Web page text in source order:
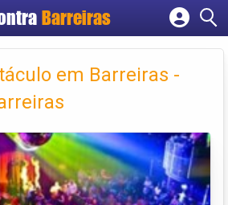
Barreiras
Cadastrar empresa
Criar conta
em Barreiras -